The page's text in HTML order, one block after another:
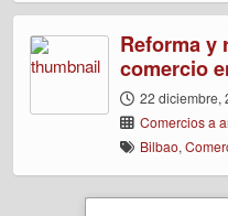
Reforma y
comercio
22 diciembre,
Comercios a
Bilbao,